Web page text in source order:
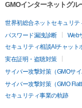
GMOインターネットグル
世界初総合ネットセキュリテ
パスワード漏洩診断
Web
セキュリティ相談AIチャット
実在証明・盗聴対策
サイバー攻撃対策（GMOサ
サイバー攻撃対策（GMO Flatt
セキュリティ事業の軌跡